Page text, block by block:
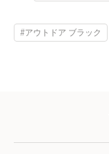
#アウトドア ブラック